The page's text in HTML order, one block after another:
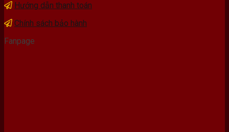
Hướng dẫn thanh toán
Chính sách bảo hành
Fanpage